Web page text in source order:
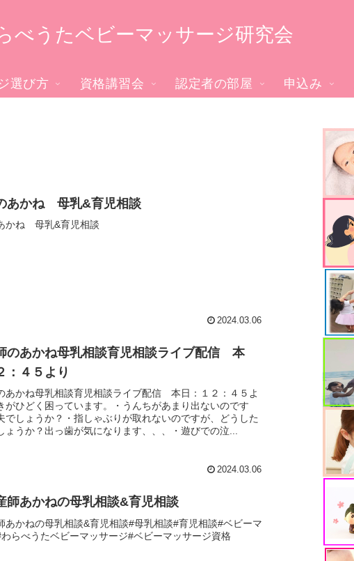
べうたベビーマッサージ研究会
選び方 資格講習会 認定者の部屋 申込み
あかね 母乳&育児相談
かね 母乳&育児相談
2024.03.06
のあかね母乳相談育児相談ライブ配信 本
：４５より
あかね母乳相談育児相談ライブ配信 本日：１２：４５よ
がひどく困っています。・うんちがあまり出ないのです
でしょうか？・指しゃぶりが取れないのですが、どうした
ょうか？出っ歯が気になります、、、・遊びでの泣...
2024.03.06
師あかねの母乳相談&育児相談
あかねの母乳相談&育児相談#母乳相談#育児相談#ベビーマ
らべうたベビーマッサージ#ベビーマッサージ資格